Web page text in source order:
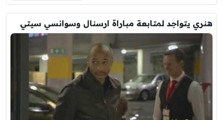
هنري يتواجد لمتابعة مباراة ارسنال وسوانسي سيتي